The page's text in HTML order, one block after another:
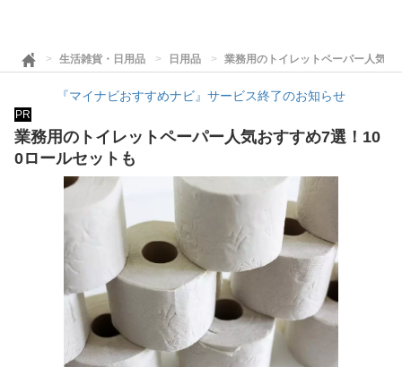
生活雑貨・日用品 日用品 業務用のトイレットペーパー人気
『マイナビおすすめナビ』サービス終了のお知らせ
PR
業務用のトイレットペーパー人気おすすめ7選！10
0ロールセットも